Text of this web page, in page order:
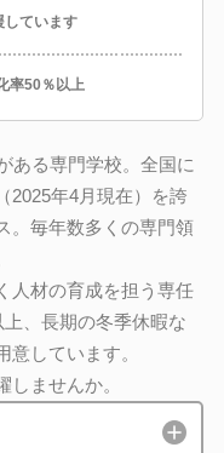
しています
率50％以上
ある専門学校。全国に
2025年4月現在）を誇
。毎年数多くの専門領
人材の育成を担う専任
、長期の冬季休暇な
しています。
ませんか。